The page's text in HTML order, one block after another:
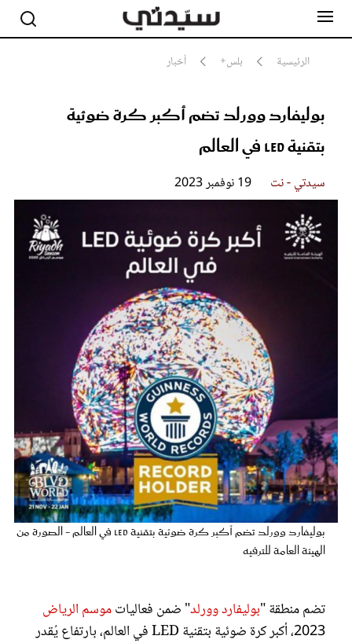
الرئيسية بلس+ أخبار
بوليفارد وورلد تضم أكبر كرة ضوئية
بتقنية LED في العالم
سيدتي - نت 19 نوفمبر 2023
بوليفارد وورلد تضم أكبر كرة ضوئية بتقنية LED في العالم - الصورة من
الهيئة العامة للترفيه
تضم منطقة "بوليفارد وورلد" ضمن فعالياتموسم الرياض
2023، أكبر كرة ضوئية بتقنية LED في العالم، بارتفاع يُقدر
مشاهير
أناقة
جمال
سيدتي وطفلك
لايف ستايل
بلس+
فيديو
عروس سيدتي
غلاف رفمي